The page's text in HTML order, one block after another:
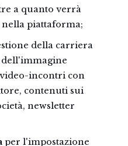
a quanto verrà
piattaforma;
della carriera
dell'immagine
incontri con
contenuti sui
newsletter
per l'impostazione